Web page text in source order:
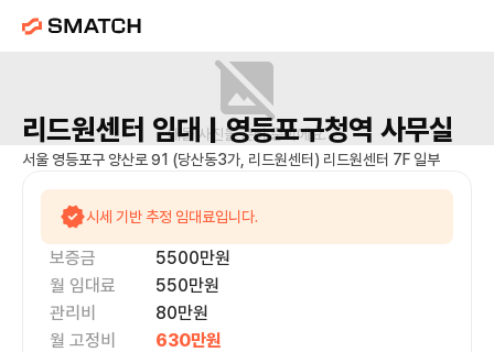
매물 사진을 준비 중이에요.
리드원센터 임대 | 영등포구청역 사무실
서울 영등포구 양산로 91 (당산동3가, 리드원센터) 리드원센터 7F 일부
시세 기반 추정 임대료입니다.
보증금 5500만원
월 임대료
550만원
관리비
80만원
월 고정비
630만원